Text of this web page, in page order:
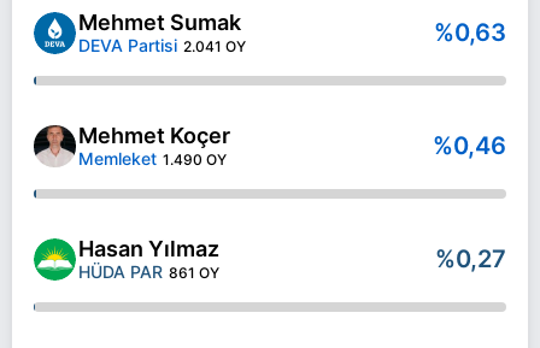
Mehmet Sumak
DEVA Partisi 2.041 OY %0,63
Mehmet Koçer
Memleket 1.490 OY %0,46
Hasan Yılmaz
HÜDA PAR 861 OY %0,27